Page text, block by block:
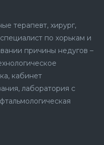
терапевт, хирург,
по хорькам и
причины недугов –
кабинет
лаборатория с